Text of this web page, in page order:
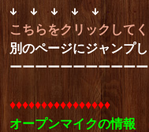
↓ ↓ ↓ ↓ ↓
こちらをクリックして
別のページにジャンプ
ーーーーーーーーーー
♦︎♦︎♦︎♦︎♦︎♦︎♦︎♦︎♦︎♦︎♦︎♦︎♦︎♦︎♦︎♦︎
オープンマイクの情報